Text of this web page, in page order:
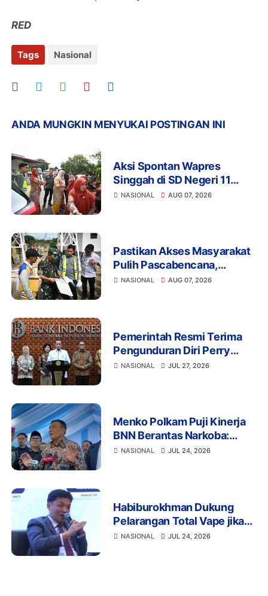
RED
Tags Nasional
ANDA MUNGKIN MENYUKAI POSTINGAN INI
Aksi Spontan Wapres
Singgah di SD Negeri 11
Jangka, Sapa Siswa dan
NASIONAL AUG 07, 2026
Pastikan Akses Masyarakat
Pulih Pascabencana,
Wapres Tinjau
NASIONAL AUG 07, 2026
Pemerintah Resmi Terima
Pengunduran Diri Perry
Warjiyo, Destry Damayanti
NASIONAL JUL 27, 2026
Menko Polkam Puji Kinerja
BNN Berantas Narkoba:
Selamatkan Manusia dan
NASIONAL JUL 24, 2026
Habiburokhman Dukung
Pelarangan Total Vape jika
Disalahgunakan untuk
NASIONAL JUL 24, 2026